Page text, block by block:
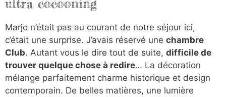
ultra cocooning
Marjo n’était pas au courant de notre séjour ici,
c’était une surprise. J’avais réservé une chambre
Club. Autant vous le dire tout de suite, difficile de
trouver quelque chose à redire… La décoration
mélange parfaitement charme historique et design
contemporain. De belles matières, une lumière